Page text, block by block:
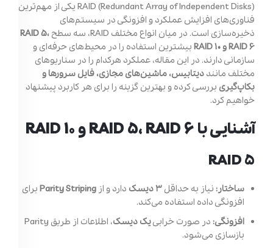
RAID (Redundant Array of Independent Disks) یکی از مهم‌ترین
فناوری‌های افزایش عملکرد و افزونگی در سیستم‌های
ذخیره‌سازی است. در میان انواع مختلف RAID، سه سطح
RAID 5،
RAID 6 و RAID 10
بیشترین استفاده را در محیط‌های حرفه‌ای و
سازمانی دارند. در این مقاله، عملکرد هرکدام را در سناریوهای
مختلف مانند دیتابیس، ماشین‌های مجازی، فایل سرورها و
بکاپ‌گیری بررسی کرده و بهترین گزینه را برای هر کاربرد پیشنهاد
خواهیم کرد.
آشنایی با RAID 5، RAID 6 و RAID 10
RAID 5
ساختار: نیاز به حداقل ۳ دیسک دارد و از Parity Striping برای
افزونگی داده استفاده می‌کند.
افزونگی: در صورت خرابییک دیسک
، اطلاعات از طریق Parity
بازسازی می‌شود.